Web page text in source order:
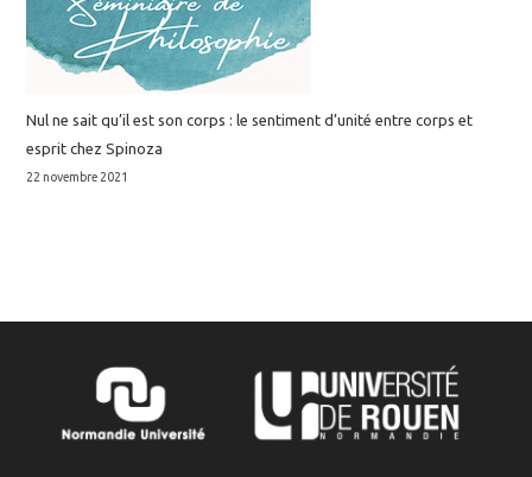
Nul ne sait qu’il est son corps : le sentiment d’unité entre corps et
esprit chez Spinoza
22 novembre 2021